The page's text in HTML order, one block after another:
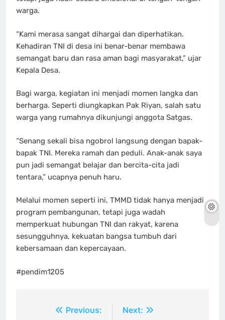
warga.
“Kami merasa sangat dihargai dan diperhatikan.
Kehadiran TNI di desa ini benar-benar membawa
semangat baru dan rasa aman bagi masyarakat,” ujar
Kepala Desa.
Bagi warga, kegiatan ini menjadi momen langka dan
berharga. Seperti diungkapkan Pak Riyan, salah satu
warga yang rumahnya dikunjungi anggota Satgas.
“Senang sekali bisa ngobrol langsung dengan bapak-
bapak TNI. Mereka ramah dan peduli. Anak-anak saya
pun jadi semangat belajar dan bercita-cita jadi
tentara,” ucapnya penuh haru.
Melalui momen seperti ini, TMMD tidak hanya menjadi
program pembangunan, tetapi juga wadah
memperkuat hubungan TNI dan rakyat, karena
sesungguhnya, kekuatan bangsa tumbuh dari
kebersamaan dan kepercayaan.
#pendim1205
NavigasiPrevious:
Next: